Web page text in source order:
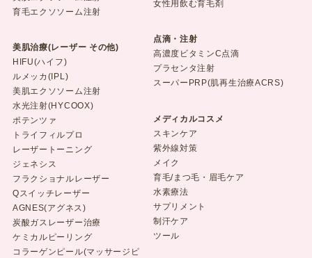
育毛エクソソーム注射
美肌治療(レーザー その他)
HIFU(ハイフ)
ルメッカ(IPL)
美肌エクソソーム注射
水光注射(HYCOOX)
ポテンツァ
トライフィルプロ
レーザートーニング
ジェネシス
フラクショナルレーザー
Qスイッチレーザー
AGNES(アグネス)
炭酸ガスレーザー治療
ケミカルピーリング
コラーゲンピール(マッサージピ
女性用飲む育毛剤
点滴・注射
高濃度ビタミンC点滴
プラセンタ注射
スーパーPRP(肌再生治療ACRS)
メディカルコスメ
スキンケア
紫外線対策
メイク
育毛/まつ毛・眉毛ケア
水素療法
サプリメント
制汗ケア
ツール